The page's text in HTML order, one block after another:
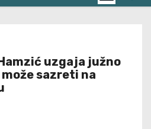
uzgaja južno
sazreti na